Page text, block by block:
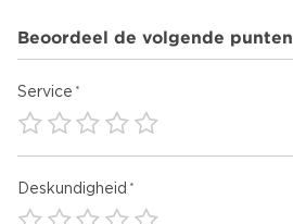
Beoordeel de volgende punten
Service
Deskundigheid